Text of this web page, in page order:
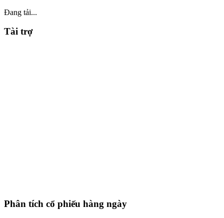
Đang tải...
Tài trợ
Phân tích cổ phiếu hàng ngày